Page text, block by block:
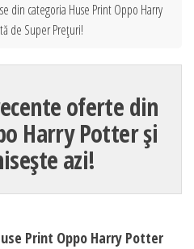
din categoria Huse Print Oppo Harry
de Super Prețuri!
oferte din
Harry Potter și
azi!
Print Oppo Harry Potter